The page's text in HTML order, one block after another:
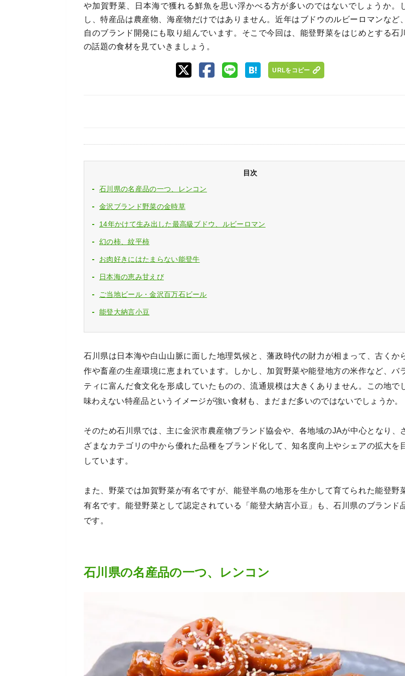
や加賀野菜、日本海で獲れる鮮魚を思い浮かべる方が多いのではないでしょうか。
し、特産品は農産物、海産物だけではありません。近年はブドウのルビーロマンなど
自のブランド開発にも取り組んでいます。そこで今回は、能登野菜をはじめとする石
の話題の食材を見ていきましょう。
URLをコピー
目次
石川県の名産品の一つ、レンコン
金沢ブランド野菜の金時草
14年かけて生み出した最高級ブドウ、ルビーロマン
幻の柿、紋平柿
お肉好きにはたまらない能登牛
日本海の恵み甘えび
ご当地ビール・金沢百万石ビール
能登大納言小豆
石川県は日本海や白山山脈に面した地理気候と、藩政時代の財力が相まって、古くか
作や畜産の生産環境に恵まれています。しかし、加賀野菜や能登地方の米作など、バ
ティに富んだ食文化を形成していたものの、流通規模は大きくありません。この地で
味わえない特産品というイメージが強い食材も、まだまだ多いのではないでしょうか。
そのため石川県では、主に金沢市農産物ブランド協会や、各地域のJAが中心となり、
ざまなカテゴリの中から優れた品種をブランド化して、知名度向上やシェアの拡大を
しています。
また、野菜では加賀野菜が有名ですが、能登半島の地形を生かして育てられた能登野
有名です。能登野菜として認定されている「能登大納言小豆」も、石川県のブランド
です。
石川県の名産品の一つ、レンコン